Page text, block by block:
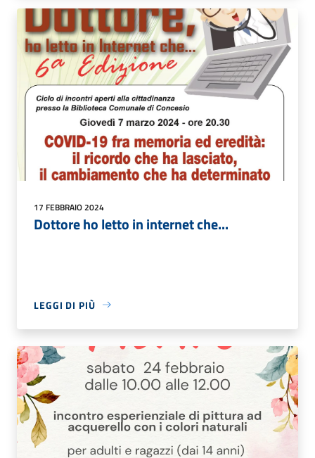
17 FEBBRAIO 2024
Dottore ho letto in internet che...
LEGGI DI PIÙ